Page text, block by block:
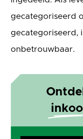
gecategoriseerd
gecategoriseerd,
onbetrouwbaar.